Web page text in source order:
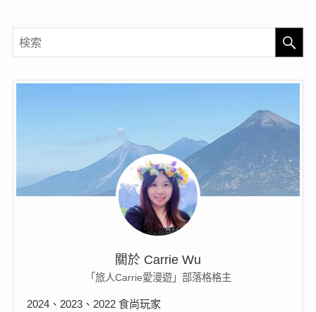
關於 Carrie Wu
「旅人Carrie愛漫遊」部落格格主
2024、2023、2022 食尚玩家